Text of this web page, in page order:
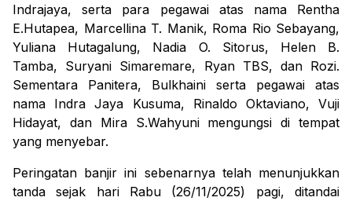
Indrajaya, serta para pegawai atas nama Rentha
E.Hutapea, Marcellina T. Manik, Roma Rio Sebayang,
Yuliana Hutagalung, Nadia O. Sitorus, Helen B.
Tamba, Suryani Simaremare, Ryan TBS, dan Rozi.
Sementara Panitera, Bulkhaini serta pegawai atas
nama Indra Jaya Kusuma, Rinaldo Oktaviano, Vuji
Hidayat, dan Mira S.Wahyuni mengungsi di tempat
yang menyebar.
Peringatan banjir ini sebenarnya telah menunjukkan
tanda sejak hari Rabu (26/11/2025) pagi, ditandai